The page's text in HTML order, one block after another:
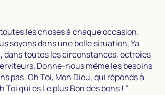
les choses à chaque occasion.
soyons dans une belle situation, Ya
dans toutes les circonstances, octroies
Donne-nous même les besoins
pas. Oh Toi, Mon Dieu, qui réponds à
Toi qui es Le plus Bon des bons ! “